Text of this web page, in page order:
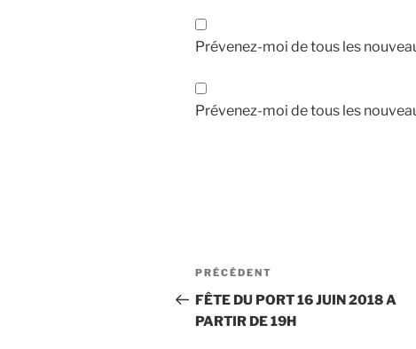
Prévenez-moi de tous les
Prévenez-moi de tous les
Navigation
de
l’article
Article
précédent
PRÉCÉDENT
FÊTE DU PORT 16 JUIN 2018 A
PARTIR DE 19H